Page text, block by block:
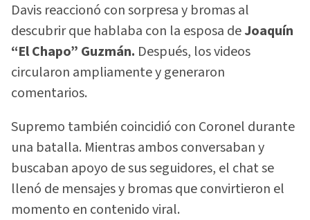
Davis reaccionó con sorpresa y bromas al
descubrir que hablaba con la esposa deJoaquín
“El Chapo” Guzmán. Después, los videos
circularon ampliamente y generaron
comentarios.
Supremo también coincidió con Coronel durante
una batalla. Mientras ambos conversaban y
buscaban apoyo de sus seguidores, el chat se
llenó de mensajes y bromas que convirtieron el
momento en contenido viral.